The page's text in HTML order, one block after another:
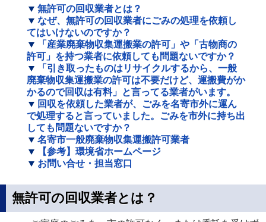
無許可の回収業者とは？
なぜ、無許可の回収業者にごみの処理を依頼し
てはいけないのですか？
「産業廃棄物収集運搬業の許可」や「古物商の
許可」を持つ業者に依頼しても問題ないですか？
「引き取ったものはリサイクルするから、一般
廃棄物収集運搬業の許可は不要だけど、運搬費がか
かるので回収は有料」と言ってる業者がいます。
回収を依頼した業者が、ごみを名寄市外に運ん
で処理すると言っていました。ごみを市外に持ち出
しても問題ないですか？
名寄市一般廃棄物収集運搬許可業者
【参考】環境省ホームページ
お問い合せ・担当窓口
無許可の回収業者とは？